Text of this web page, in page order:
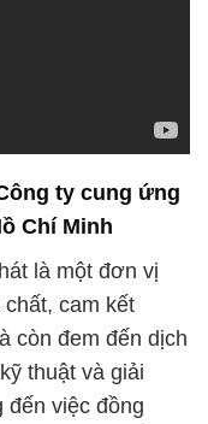
là một đơn vị
cam kết
còn đem đến dịch
thuật và giải
việc đồng
phát triển
hỗ trợ tối ưu nhất
nhận được sản